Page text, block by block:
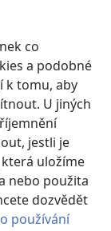
co
a podobné
k tomu, aby
U jiných
jestli je
uložíme
nebo použita
dozvědět
používání